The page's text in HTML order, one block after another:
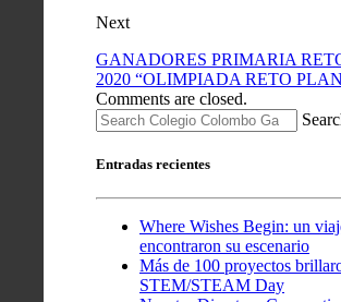
Next
GANADORES PRIMARIA
2020 “OLIMPIADA RETO
Comments are closed.
Entradas recientes
Where Wishes Begin: un
encontraron su escenario
Más de 100 proyectos
STEM/STEAM Day